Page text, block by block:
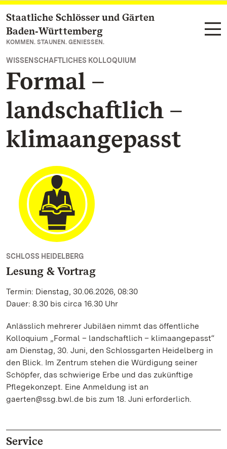
Zum Hauptinhalt springen
Staatliche Schlösser und Gärten
Baden‑Württemberg
KOMMEN. STAUNEN. GENIESSEN.
WISSENSCHAFTLICHES KOLLOQUIUM
Formal –
landschaftlich –
klimaangepasst
SCHLOSS HEIDELBERG
Lesung & Vortrag
Termin: Dienstag, 30.06.2026, 08:30
Dauer: 8.30 bis circa 16.30 Uhr
Anlässlich mehrerer Jubiläen nimmt das öffentliche
Kolloquium „Formal – landschaftlich – klimaangepasst“
am Dienstag, 30. Juni, den Schlossgarten Heidelberg in
den Blick. Im Zentrum stehen die Würdigung seiner
Schöpfer, das schwierige Erbe und das zukünftige
Pflegekonzept. Eine Anmeldung ist an
gaerten@ssg.bwl.de bis zum 18. Juni erforderlich.
Service